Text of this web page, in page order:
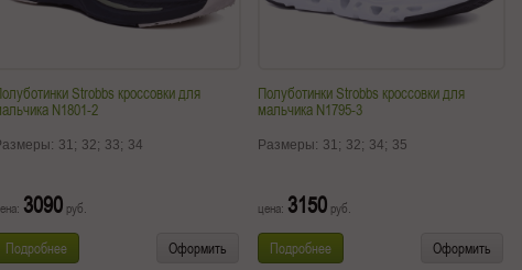
Strobbs кроссовки для
N1801-2
31; 32; 33; 34
3090 руб.
Подробнее Оформить
Полуботинки Strobbs кроссовки для
мальчика N1795-3
Размеры: 31; 32; 34; 35
цена: 3150 руб.
Подробнее Оформить